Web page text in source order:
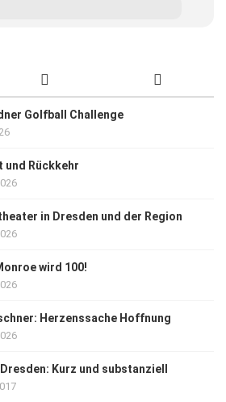
Golfball Challenge
und Rückkehr
in Dresden und der Region
wird 100!
Herzenssache Hoffnung
Kurz und substanziell